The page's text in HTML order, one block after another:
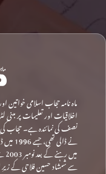
ماہ نامہ حجاب اسلامی
اخلاقیات اور تعلیمات پر
نے
سے شمشاد حسین فلاحی کے